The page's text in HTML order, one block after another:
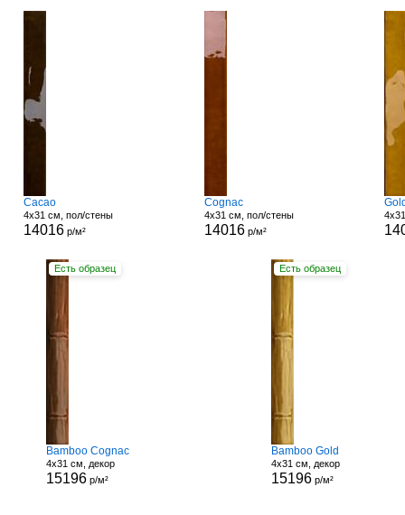
Cacao
4x31 см, пол/стены
14016 р/м²
Cognac
4x31 см, пол/стены
14016р/м²
Есть образец
Bamboo Cognac
4x31 см, декор
15196 р/м²
Есть образец
Bamboo Gold
4x31 см, декор
15196 р/м²